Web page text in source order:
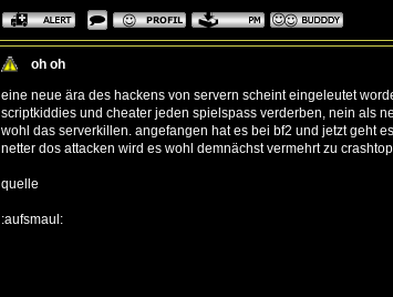
oh oh
eine neue ära des hackens von servern scheint eingeleutet
scriptkiddies und cheater jeden spielspass verderben, nein als
wohl das serverkillen. angefangen hat es bei bf2 und jetzt geht
netter dos attacken wird es wohl demnächst vermehrt zu
quelle
:aufsmaul: